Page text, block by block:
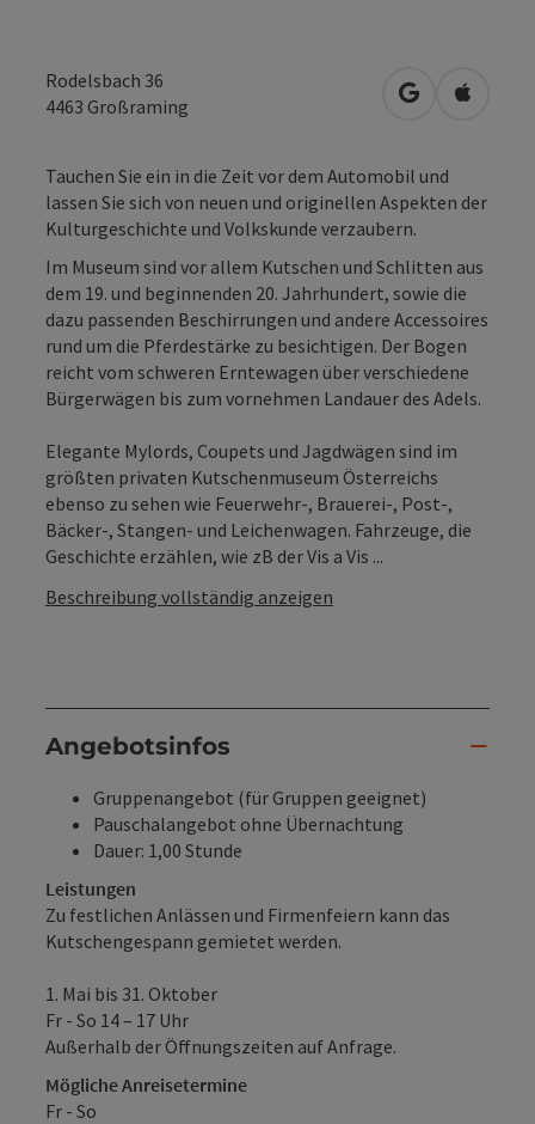
Rodelsbach 36
4463 Großraming in Google
in
Tauchen Sie ein in die Zeit vor dem Automobil und
lassen Sie sich von neuen und originellen Aspekten der
Kulturgeschichte und Volkskunde verzaubern.
Im Museum sind vor allem Kutschen und Schlitten aus
dem 19. und beginnenden 20. Jahrhundert, sowie die
dazu passenden Beschirrungen und andere Accessoires
rund um die Pferdestärke zu besichtigen. Der Bogen
reicht vom schweren Erntewagen über verschiedene
Bürgerwägen bis zum vornehmen Landauer des Adels.
Elegante Mylords, Coupets und Jagdwägen sind im
größten privaten Kutschenmuseum Österreichs
ebenso zu sehen wie Feuerwehr-, Brauerei-, Post-,
Bäcker-, Stangen- und Leichenwagen. Fahrzeuge, die
Geschichte erzählen, wie zB der Vis a Vis ...
Beschreibung vollständig anzeigen
Angebotsinfos
Gruppenangebot (für Gruppen geeignet)
Pauschalangebot ohne Übernachtung
Dauer: 1,00 Stunde
Leistungen
Zu festlichen Anlässen und Firmenfeiern kann das
Kutschengespann gemietet werden.
1. Mai bis 31. Oktober
Fr - So 14 – 17 Uhr
Außerhalb der Öffnungszeiten auf Anfrage.
Mögliche Anreisetermine
Fr - So